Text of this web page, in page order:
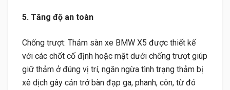
5. Tăng độ an toàn
Chống trượt: Thảm sàn xe BMW X5 được thiết kế
với các chốt cố định hoặc mặt dưới chống trượt giúp
giữ thảm ở đúng vị trí, ngăn ngừa tình trạng thảm bị
xê dịch gây cản trở bàn đạp ga, phanh, côn, từ đó